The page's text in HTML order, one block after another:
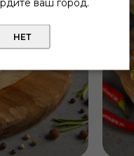
ваш город.
НЕТ